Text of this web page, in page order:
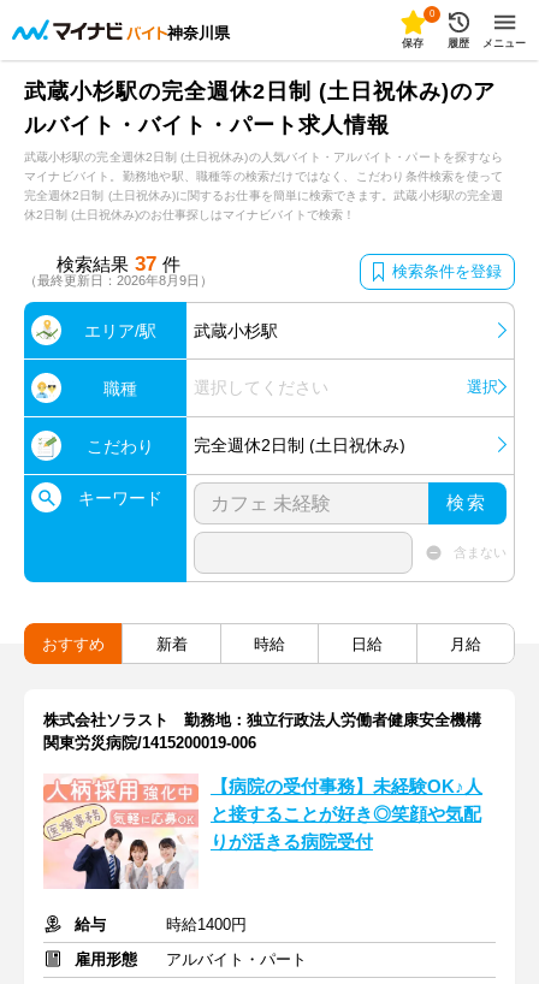
神奈川県
0
保存 履歴 メニュー
武蔵小杉駅の完全週休2日制 (土日祝休み)のア
ルバイト・バイト・パート求人情報
武蔵小杉駅の完全週休2日制 (土日祝休み)の人気バイト・アルバイト・パートを探すなら
マイナビバイト。勤務地や駅、職種等の検索だけではなく、こだわり条件検索を使って
完全週休2日制 (土日祝休み)に関するお仕事を簡単に検索できます。武蔵小杉駅の完全週
休2日制 (土日祝休み)のお仕事探しはマイナビバイトで検索！
検索結果 37 件
（最終更新日：2026年8月9日） 検索条件を登録
エリア/駅 武蔵小杉駅
職種 選択してください 選択
こだわり 完全週休2日制 (土日祝休み)
キーワード 検索
含まない
おすすめ 新着 時給 日給 月給
株式会社ソラスト 勤務地：独立行政法人労働者健康安全機構
関東労災病院/1415200019-006
【病院の受付事務】未経験OK♪人
と接することが好き◎笑顔や気配
りが活きる病院受付
給与
時給1400円
雇用形態
アルバイト・パート